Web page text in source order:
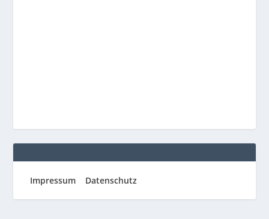
Impressum Datenschutz